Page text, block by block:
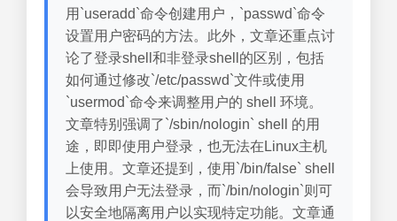
用`useradd`命令创建用户，`passwd`命令
设置用户密码的方法。此外，文章还重点讨
论了登录shell和非登录shell的区别，包括
如何通过修改`/etc/passwd`文件或使用
`usermod`命令来调整用户的 shell 环境。
文章特别强调了`/sbin/nologin` shell 的用
途，即即使用户登录，也无法在Linux主机
上使用。文章还提到，使用`/bin/false` shell
会导致用户无法登录，而`/bin/nologin`则可
以安全地隔离用户以实现特定功能。文章通